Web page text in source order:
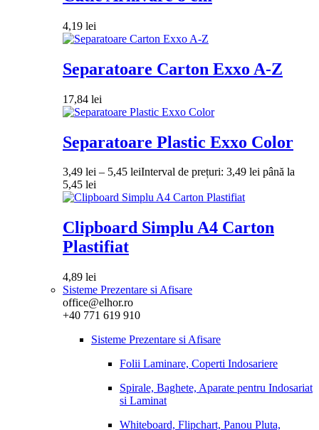
4,19 lei
Separatoare Carton Exxo A-Z
17,84 lei
Separatoare Plastic Exxo Color
3,49 lei – 5,45 leiInterval de prețuri: 3,49 lei până la
5,45 lei
Clipboard Simplu A4 Carton
Plastifiat
4,89 lei
Sisteme Prezentare si Afisare
office@elhor.ro
+40 771 619 910
Sisteme Prezentare si Afisare
Folii Laminare, Coperti Indosariere
Spirale, Baghete, Aparate pentru Indosariat
si Laminat
Whiteboard, Flipchart, Panou Pluta,